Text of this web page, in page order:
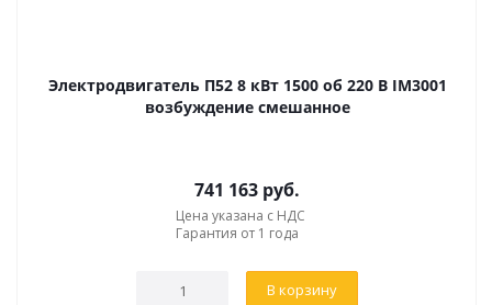
Электродвигатель П52 8 кВт 1500 об 220 В IM3001
возбуждение смешанное
741 163 руб.
Цена указана с НДС
Гарантия от 1 года
В корзину